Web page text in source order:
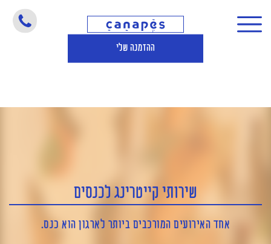
ההזמנה שלי
שירותי קייטרינג לכנסים
שירותי קייטרינג לכנסים
אחד האירועים המורכבים ביותר לארגון הוא כנס.